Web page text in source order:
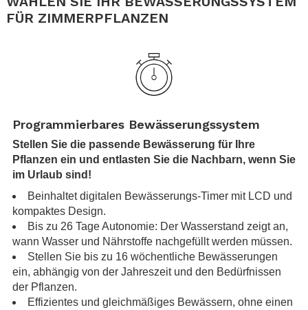
FÜR ZIMMERPFLANZEN
Programmierbares Bewässerungssystem
Stellen Sie die passende Bewässerung für Ihre
Pflanzen ein und entlasten Sie die Nachbarn, wenn Sie
im Urlaub sind!
Beinhaltet digitalen Bewässerungs-Timer mit LCD und
kompaktes Design.
Bis zu 26 Tage Autonomie: Der Wasserstand zeigt an,
wann Wasser und Nährstoffe nachgefüllt werden müssen.
Stellen Sie bis zu 16 wöchentliche Bewässerungen
ein, abhängig von der Jahreszeit und den Bedürfnissen
der Pflanzen.
Effizientes und gleichmäßiges Bewässern, ohne einen